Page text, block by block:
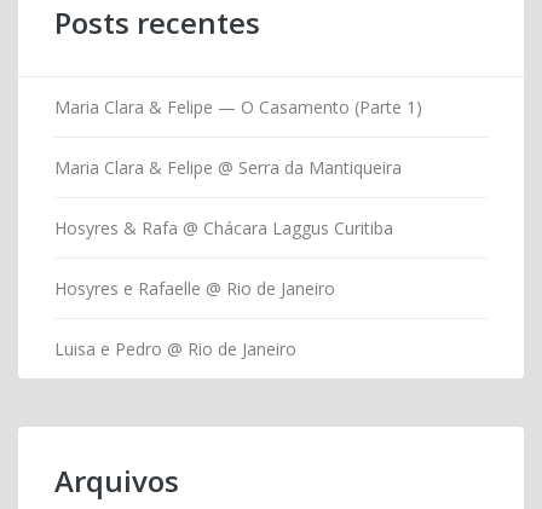
Posts recentes
Maria Clara & Felipe — O Casamento (Parte 1)
Maria Clara & Felipe @ Serra da Mantiqueira
Hosyres & Rafa @ Chácara Laggus Curitiba
Hosyres e Rafaelle @ Rio de Janeiro
Luisa e Pedro @ Rio de Janeiro
Arquivos